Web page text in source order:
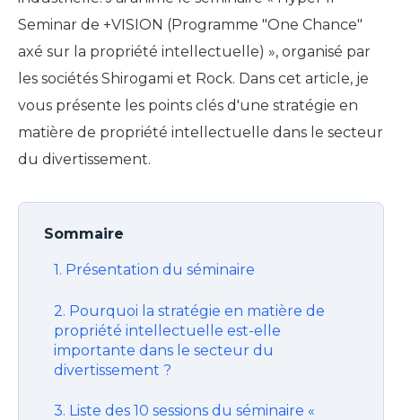
Seminar de +VISION (Programme "One Chance"
axé sur la propriété intellectuelle) », organisé par
les sociétés Shirogami et Rock. Dans cet article, je
vous présente les points clés d'une stratégie en
matière de propriété intellectuelle dans le secteur
du divertissement.
Sommaire
1. Présentation du séminaire
2. Pourquoi la stratégie en matière de
propriété intellectuelle est-elle
importante dans le secteur du
divertissement ?
3. Liste des 10 sessions du séminaire «